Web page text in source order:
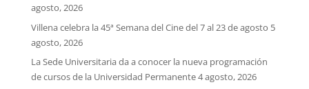
agosto, 2026
Villena celebra la 45ª Semana del Cine del 7 al 23 de agosto 5
agosto, 2026
La Sede Universitaria da a conocer la nueva programación
de cursos de la Universidad Permanente4 agosto, 2026